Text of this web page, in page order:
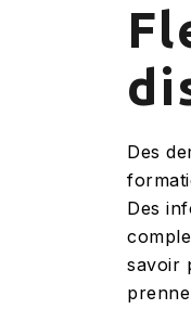
Des
Des
savoir